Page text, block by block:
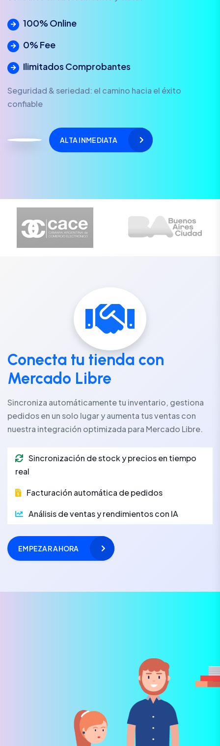
100% Online
0% Fee
Ilimitados Comprobantes
Seguridad & seriedad: el camino hacia el éxito
confiable
ALTA INMEDIATA
Conecta tu tienda con
Mercado Libre
Sincroniza automáticamente tu inventario, gestiona
pedidos en un solo lugar y aumenta tus ventas con
nuestra integración optimizada para Mercado Libre.
Sincronización de stock y precios en tiempo
real
Facturación automática de pedidos
Análisis de ventas y rendimientos con IA
EMPEZAR AHORA